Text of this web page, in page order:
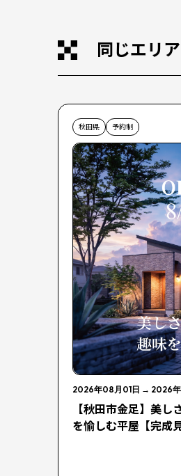
同じエリ
秋田県 予約制
2026年08月01日 → 2026
【秋田市金足】美
を愉しむ平屋【完成